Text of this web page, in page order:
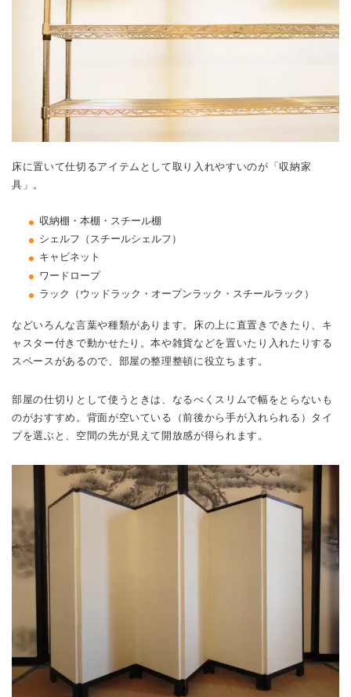
床に置いて仕切るアイテムとして取り入れやすいのが「収納家
具」。
収納棚・本棚・スチール棚
シェルフ（スチールシェルフ）
キャビネット
ワードロープ
ラック（ウッドラック・オープンラック・スチールラック）
などいろんな言葉や種類があります。床の上に直置きできたり、キ
ャスター付きで動かせたり。本や雑貨などを置いたり入れたりする
スペースがあるので、部屋の整理整頓に役立ちます。
部屋の仕切りとして使うときは、なるべくスリムで幅をとらないも
のがおすすめ。背面が空いている（前後から手が入れられる）タイ
プを選ぶと、空間の先が見えて開放感が得られます。